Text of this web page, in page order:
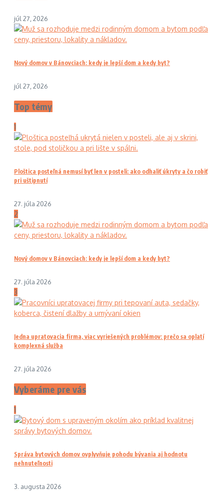
júl 27, 2026
Nový domov v Bánovciach: kedy je lepší dom a kedy byt?
júl 27, 2026
Top témy
1
Ploštica posteľná nemusí byť len v posteli: ako odhaliť úkryty a čo robiť
pri uštipnutí
27. júla 2026
2
Nový domov v Bánovciach: kedy je lepší dom a kedy byt?
27. júla 2026
3
Jedna upratovacia firma, viac vyriešených problémov: prečo sa oplatí
komplexná služba
27. júla 2026
Vyberáme pre vás
1
Správa bytových domov ovplyvňuje pohodu bývania aj hodnotu
nehnuteľnosti
3. augusta 2026